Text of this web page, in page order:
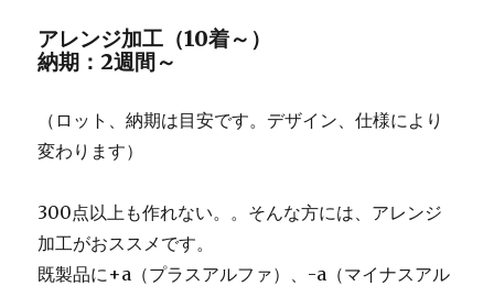
アレンジ加工（10着～）
納期：2週間～
（ロット、納期は目安です。デザイン、仕様により
変わります）
300点以上も作れない。。そんな方には、アレンジ
加工がおススメです。
既製品に+a（プラスアルファ）、-a（マイナスアル